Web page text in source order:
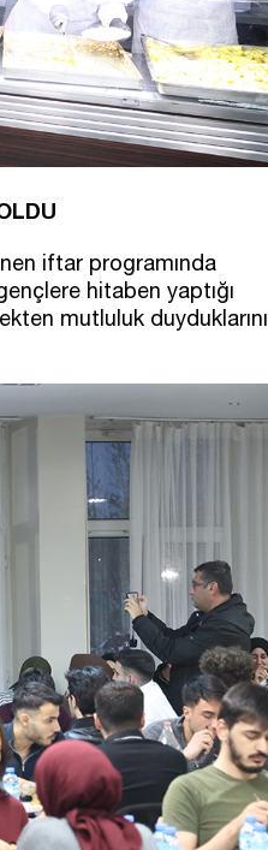
iftar programında
hitaben yaptığı
mutluluk duyduklarını